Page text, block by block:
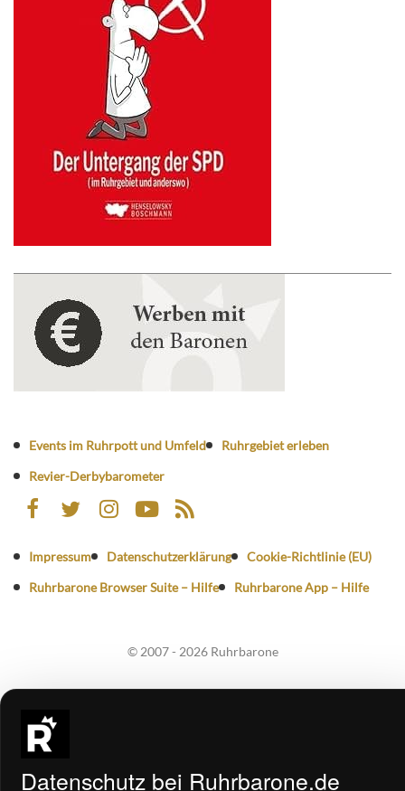
Events im Ruhrpott und Umfeld
Ruhrgebiet erleben
Revier-Derbybarometer
Impressum Datenschutzerklärung
Cookie-Richtlinie (EU)
Ruhrbarone Browser Suite – Hilfe
Ruhrbarone App – Hilfe
© 2007 - 2026 Ruhrbarone
Datenschutz bei Ruhrbarone.de